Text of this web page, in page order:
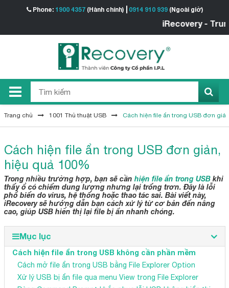
Phone: 1900 4357(Hành chính) 0914 910 939(Ngoài giờ)
iRecovery - Trung tâm
Trang chủ 1001 Thủ thuật USB Cách hiện file ẩn trong USB đơn
Cách hiện file ẩn trong USB đơn giản,
hiệu quả 100%
Trong nhiều trường hợp, bạn sẽ cần hiện file ẩn trong USBkhi
thấy ổ có chiếm dung lượng nhưng lại trống trơn. Đây là lỗi
phổ biến do virus, hệ thống hoặc thao tác sai. Bài viết này,
iRecovery sẽ hướng dẫn bạn cách xử lý từ cơ bản đến nâng
cao, giúp USB hiển thị lại file bị ẩn nhanh chóng.
Mục lục
Cách hiện file ẩn trong USB không cần phần mềm
Cách mở file ẩn trong USB bằng File Explorer Option
Xử lý USB bị ẩn file qua menu View trong File Explorer